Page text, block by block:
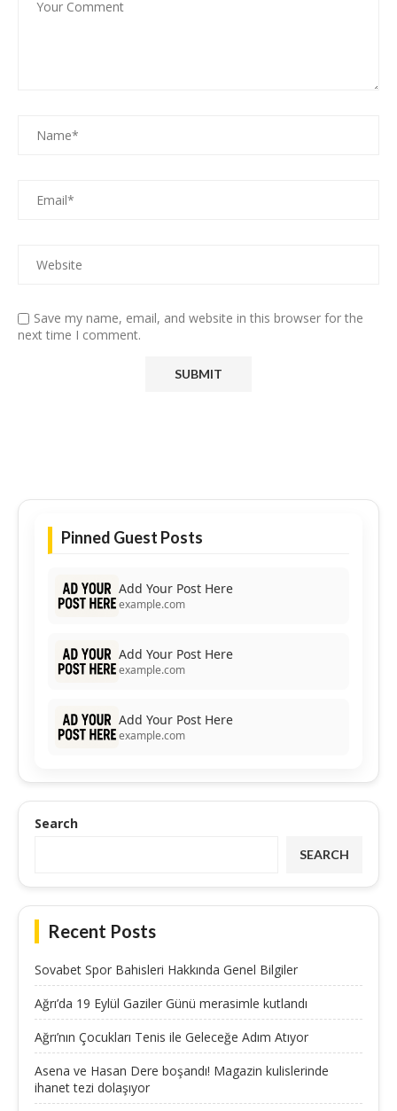
Save my name, email, and website in this browser for the
next time I comment.
Pinned Guest Posts
Add Your Post Here
example.com
Add Your Post Here
example.com
Add Your Post Here
example.com
Search
SEARCH
Recent Posts
Sovabet Spor Bahisleri Hakkında Genel Bilgiler
Ağrı’da 19 Eylül Gaziler Günü merasimle kutlandı
Ağrı’nın Çocukları Tenis ile Geleceğe Adım Atıyor
Asena ve Hasan Dere boşandı! Magazin kulislerinde
ihanet tezi dolaşıyor